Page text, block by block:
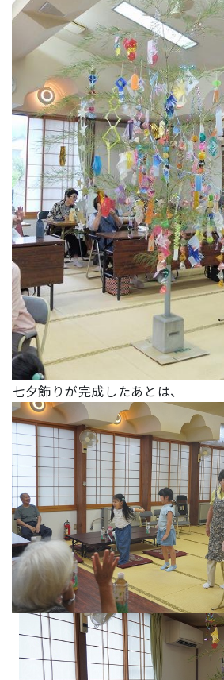
七夕飾りが完成したあとは、